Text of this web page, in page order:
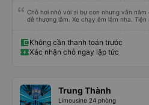
trên xe có sẵn 2 chai nước suối 500ml
thuốc, ko chửi thề, ko to tiếng là mình
7h30, sớm hơn dự kiến trên web 1 tiếng
chuyển á, k thì mình chủ động đăng ký
thích lắm. Trên xe còn treo nhiều gấu
Chỗ hơi nhỏ với ai bự con nhưng vẫn
dễ thương lắm. Xe chạy êm lắm nha. Tiện
Không cần thanh toán trước
Xác nhận chỗ ngay lập tức
Trung Thành
Limousine 24 phòng